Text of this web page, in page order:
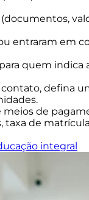
entraram em
quem indica
defina
de
taxa de
integral